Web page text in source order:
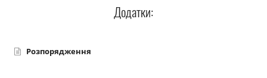
Додатки:
Розпорядження